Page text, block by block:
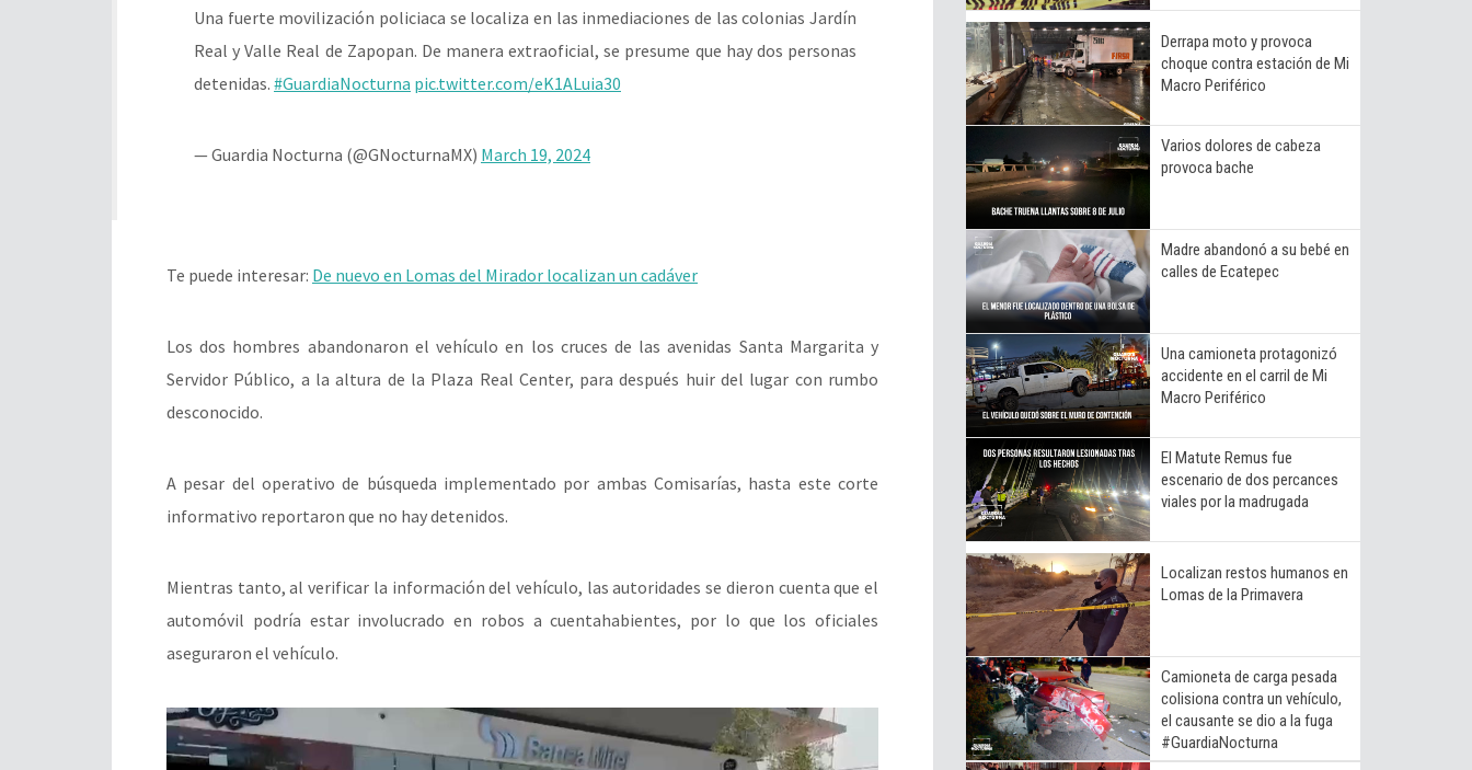
Una fuerte movilización policiaca se localiza en las inmediaciones de las colonias Jardín
Real y Valle Real de Zapopan. De manera extraoficial, se presume que hay dos personas
detenidas. #GuardiaNocturna pic.twitter.com/eK1ALuia30
— Guardia Nocturna (@GNocturnaMX) March 19, 2024
Te puede interesar: De nuevo en Lomas del Mirador localizan un cadáver
Los dos hombres abandonaron el vehículo en los cruces de las avenidas Santa Margarita y
Servidor Público, a la altura de la Plaza Real Center, para después huir del lugar con rumbo
desconocido.
A pesar del operativo de búsqueda implementado por ambas Comisarías, hasta este corte
informativo reportaron que no hay detenidos.
Mientras tanto, al verificar la información del vehículo, las autoridades se dieron cuenta que el
automóvil podría estar involucrado en robos a cuentahabientes, por lo que los oficiales
aseguraron el vehículo.
Derrapa moto y provoca
choque contra estación de Mi
Macro Periférico
Varios dolores de cabeza
provoca bache
Madre abandonó a su bebé en
calles de Ecatepec
Una camioneta protagonizó
accidente en el carril de Mi
Macro Periférico
El Matute Remus fue
escenario de dos percances
viales por la madrugada
Localizan restos humanos en
Lomas de la Primavera
Camioneta de carga pesada
colisiona contra un vehículo,
el causante se dio a la fuga
#GuardiaNocturna